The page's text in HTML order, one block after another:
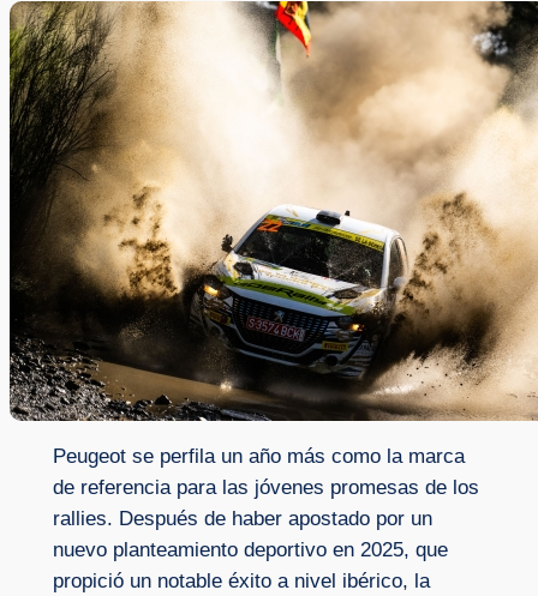
Peugeot se perfila un año más como la marca
de referencia para las jóvenes promesas de los
rallies. Después de haber apostado por un
nuevo planteamiento deportivo en 2025, que
propició un notable éxito a nivel ibérico, la